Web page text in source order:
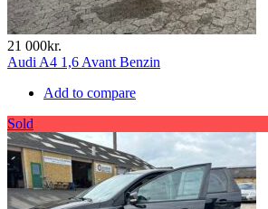
21 000kr.
Audi A4 1,6 Avant Benzin
Add to compare
Sold